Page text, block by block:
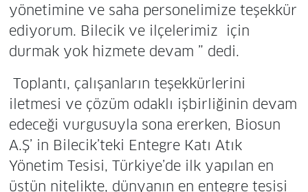
yönetimine ve saha personelimize teşekkür
ediyorum. Bilecik ve ilçelerimiz için
durmak yok hizmete devam ” dedi.
Toplantı, çalışanların teşekkürlerini
iletmesi ve çözüm odaklı işbirliğinin devam
edeceği vurgusuyla sona ererken, Biosun
A.Ş’ in Bilecik’teki Entegre Katı Atık
Yönetim Tesisi, Türkiye’de ilk yapılan en
üstün nitelikte, dünyanın en entegre tesisi